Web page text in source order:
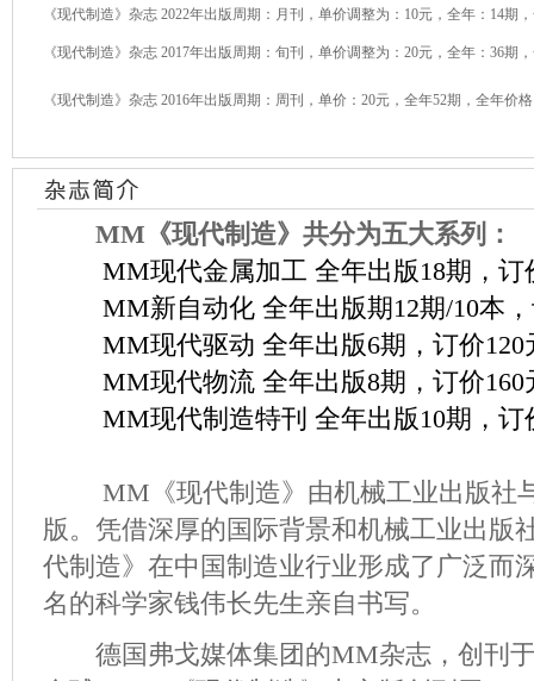
《现代制造》杂志 2022年出版周期：月刊，单价调整为：10元，全年：14期
《现代制造》杂志 2017年出版周期：旬刊，单价调整为：20元，全年：36期
《现代制造》杂志 2016年出版周期：周刊，单价：20元，全年52期，全年价
MM《现代制造》共分为五大系列：
MM现代金属加工 全年出版18期，订
MM新自动化 全年出版期12期/10本，
MM现代驱动 全年出版6期，订价120
MM现代物流 全年出版8期，订价160
MM现代制造特刊 全年出版10期，订
MM《现代制造》由机械工业出版社
版。凭借深厚的国际背景和机械工业出版
代制造》在中国制造业行业形成了广泛而
名的科学家钱伟长先生亲自书写。
德国弗戈媒体集团的MM杂志，创刊于